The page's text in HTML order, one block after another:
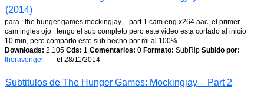
(2014)
para : the hunger games mockingjay – part 1 cam eng x264 aac, el primer
cam ingles ojo : tengo el sub completo pero este video esta cortado al inicio
10 min, pero comparto este sub hecho por mi al 100%
Downloads: 2,105 Cds: 1 Comentarios: 0 Formato: SubRip Subido por:
thoravenger
el 28/11/2014
Subtitulos de The Hunger Games: Mockingjay – Part 2